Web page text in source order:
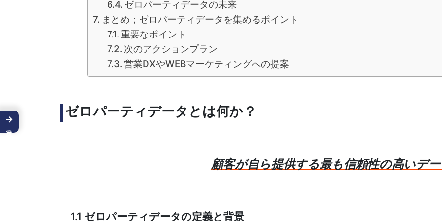
ゼロパーティデータの未来
まとめ；ゼロパーティデータを集めるポイント
重要なポイント
次のアクションプラン
営業DXやWEBマーケティングへの提案
ゼロパーティデータとは何か？
顧客が自ら提供する最も信頼性の高いデ
1.1 ゼロパーティデータの定義と背景
→